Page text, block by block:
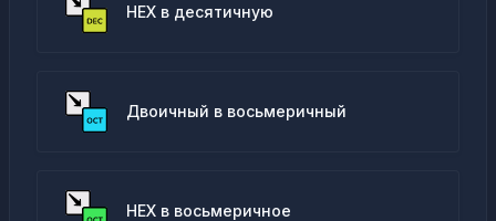
HEX в десятичную
Двоичный в восьмеричный
HEX в восьмеричное